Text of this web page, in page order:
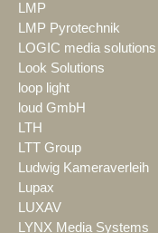
LMP
LMP Pyrotechnik
LOGIC media solutions
Look Solutions
loop light
loud GmbH
LTH
LTT Group
Ludwig Kameraverleih
Lupax
LUXAV
LYNX Media Systems